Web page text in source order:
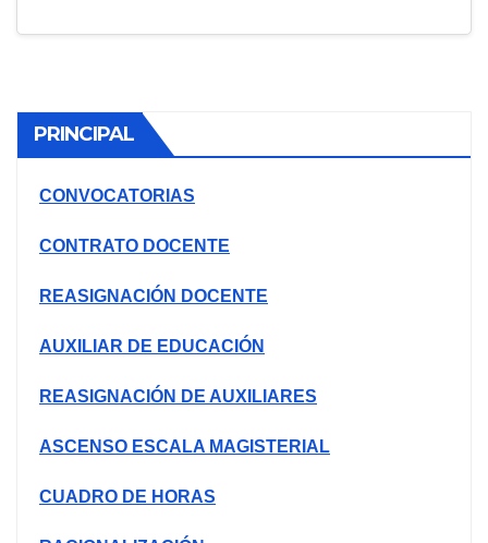
PRINCIPAL
CONVOCATORIAS
CONTRATO DOCENTE
REASIGNACIÓN DOCENTE
AUXILIAR DE EDUCACIÓN
REASIGNACIÓN DE AUXILIARES
ASCENSO ESCALA MAGISTERIAL
CUADRO DE HORAS